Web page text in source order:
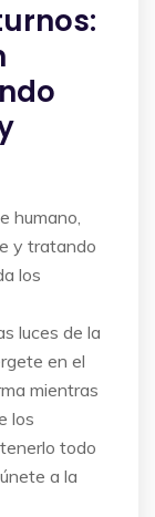
humano,
y tratando
los
luces de la
en el
mientras
los
todo
a la